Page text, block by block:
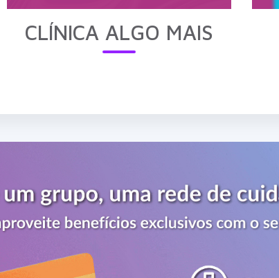
CLÍNICA ALGO MAIS